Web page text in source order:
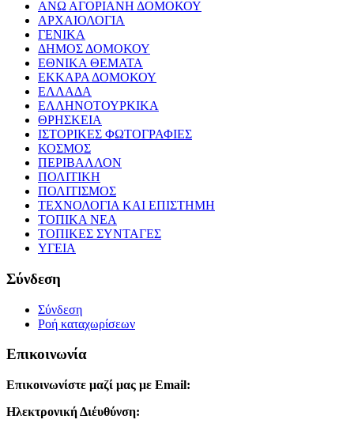
ΑΝΩ ΑΓΟΡΙΑΝΗ ΔΟΜΟΚΟΥ
ΑΡΧΑΙΟΛΟΓΙΑ
ΓΕΝΙΚΑ
ΔΗΜΟΣ ΔΟΜΟΚΟΥ
ΕΘΝΙΚΑ ΘΕΜΑΤΑ
ΕΚΚΑΡΑ ΔΟΜΟΚΟΥ
ΕΛΛΑΔΑ
ΕΛΛΗΝΟΤΟΥΡΚΙΚΑ
ΘΡΗΣΚΕΙΑ
ΙΣΤΟΡΙΚΕΣ ΦΩΤΟΓΡΑΦΙΕΣ
ΚΟΣΜΟΣ
ΠΕΡΙΒΑΛΛΟΝ
ΠΟΛΙΤΙΚΗ
ΠΟΛΙΤΙΣΜΟΣ
ΤΕΧΝΟΛΟΓΙΑ ΚΑΙ ΕΠΙΣΤΗΜΗ
ΤΟΠΙΚΑ ΝΕΑ
ΤΟΠΙΚΕΣ ΣΥΝΤΑΓΕΣ
ΥΓΕΙΑ
Σύνδεση
Σύνδεση
Ροή καταχωρίσεων
Επικοινωνία
Επικοινωνίστε μαζί μας με Email:
Ηλεκτρονική Διέυθύνση: